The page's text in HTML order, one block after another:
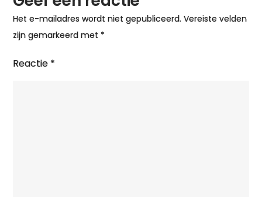
Het e-mailadres wordt niet gepubliceerd. Vereiste velden
zijn gemarkeerd met *
Reactie *